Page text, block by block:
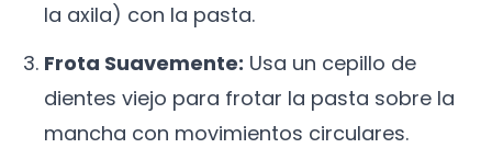
la axila) con la pasta.
Frota Suavemente: Usa un cepillo de
dientes viejo para frotar la pasta sobre la
mancha con movimientos circulares.